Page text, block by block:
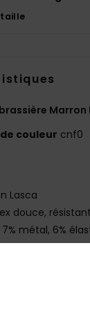
taille
Marron
couleur cnf0
Lasca
douce,
métal, 6%